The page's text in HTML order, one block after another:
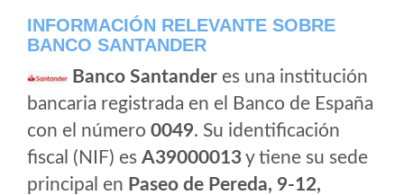
INFORMACIÓN RELEVANTE SOBRE
BANCO SANTANDER
Banco Santander es una institución
bancaria registrada en el Banco de España
con el número 0049. Su identificación
fiscal (NIF) es A39000013y tiene su sede
principal en Paseo de Pereda, 9-12,